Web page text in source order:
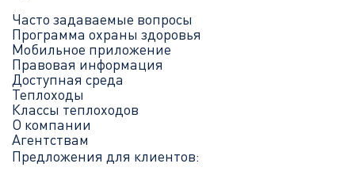
Часто задаваемые вопросы
Программа охраны здоровья
Мобильное приложение
Правовая информация
Доступная среда
Теплоходы
Классы теплоходов
О компании
Агентствам
Предложения для клиентов: